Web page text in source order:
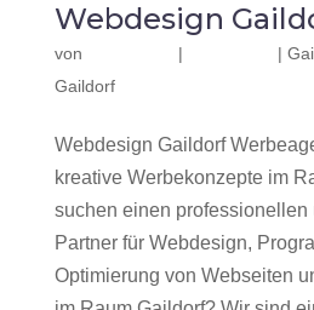
Webdesign
von | |
Gaildorf
Webdesign Gaildorf
kreative Werbekonzepte im
suchen einen professionellen
Partner für Webdesign,
Optimierung von Webseiten